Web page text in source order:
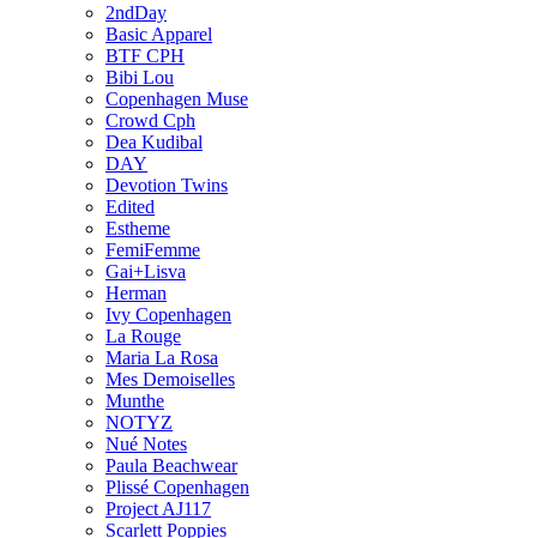
2ndDay
Basic Apparel
BTF CPH
Bibi Lou
Copenhagen Muse
Crowd Cph
Dea Kudibal
DAY
Devotion Twins
Edited
Estheme
FemiFemme
Gai+Lisva
Herman
Ivy Copenhagen
La Rouge
Maria La Rosa
Mes Demoiselles
Munthe
NOTYZ
Nué Notes
Paula Beachwear
Plissé Copenhagen
Project AJ117
Scarlett Poppies